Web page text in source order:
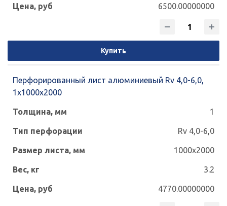
6500.00000000
Купить
Перфорированный лист алюминиевый Rv 4,0-6,0,
1х1000х2000
1
Rv 4,0-6,0
1000x2000
3.2
4770.00000000